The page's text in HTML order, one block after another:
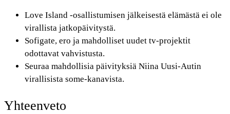
Love Island -osallistumisen jälkeisestä elämästä ei ole
virallista jatkopäivitystä.
Sofigate, ero ja mahdolliset uudet tv-projektit
odottavat vahvistusta.
Seuraa mahdollisia päivityksiä Niina Uusi-Autin
virallisista some-kanavista.
Yhteenveto